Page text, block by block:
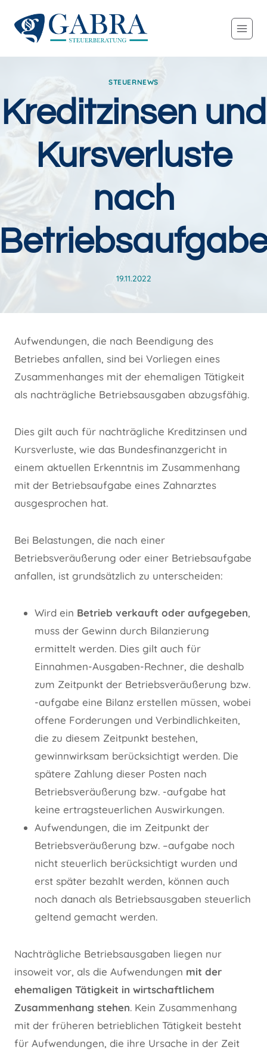
Inhalt
springen
STEUERNEWS
Kreditzinsen und
Kursverluste
nach
19.11.2022
Aufwendungen, die nach Beendigung des
Betriebes anfallen, sind bei Vorliegen eines
Zusammenhanges mit der ehemaligen Tätigkeit
als nachträgliche Betriebsausgaben abzugsfähig.
Dies gilt auch für nachträgliche Kreditzinsen und
Kursverluste, wie das Bundesfinanzgericht in
einem aktuellen Erkenntnis im Zusammenhang
mit der Betriebsaufgabe eines Zahnarztes
ausgesprochen hat.
Bei Belastungen, die nach einer
Betriebsveräußerung oder einer Betriebsaufgabe
anfallen, ist grundsätzlich zu unterscheiden:
Wird ein Betrieb verkauft oder aufgegeben,
muss der Gewinn durch Bilanzierung
ermittelt werden. Dies gilt auch für
Einnahmen-Ausgaben-Rechner, die deshalb
zum Zeitpunkt der Betriebsveräußerung bzw.
-aufgabe eine Bilanz erstellen müssen, wobei
offene Forderungen und Verbindlichkeiten,
die zu diesem Zeitpunkt bestehen,
gewinnwirksam berücksichtigt werden. Die
spätere Zahlung dieser Posten nach
Betriebsveräußerung bzw. -aufgabe hat
keine ertragsteuerlichen Auswirkungen.
Aufwendungen, die im Zeitpunkt der
Betriebsveräußerung bzw. –aufgabe noch
nicht steuerlich berücksichtigt wurden und
erst später bezahlt werden, können auch
noch danach als Betriebsausgaben steuerlich
geltend gemacht werden.
Nachträgliche Betriebsausgaben liegen nur
insoweit vor, als die Aufwendungen mit der
ehemaligen Tätigkeit in wirtschaftlichem
Zusammenhang stehen. Kein Zusammenhang
mit der früheren betrieblichen Tätigkeit besteht
für Aufwendungen, die ihre Ursache in der Zeit